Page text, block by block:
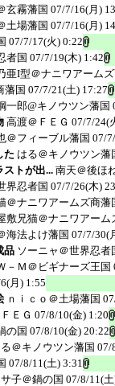
玄霧藩国 07/7/16(月)
土場藩国 07/7/16(月)
07/7/17(火) 0:22
者国 07/7/19(木) 1:42
亜I型＠ナニワアーム
藩国 07/7/21(土) 17:27
一郎@キノウツン藩国
高渡＠ＦＥＧ 07/7/24(
＠フィーブル藩国 07/
た はる＠キノウツン藩
トが出... 南天＠後ほ
界忍者国 07/7/26(木)
＠ナニワアームズ商藩
敷兄猫＠ナニワアーム
海法よけ藩国 07/7/30(
品 ソーニャ＠世界忍者
－Ｍ＠ビギナーズ王国
月) 1:55
ｎｉｃｏ＠土場藩国
ＥＧ 07/8/10(金) 1:20
の国 07/8/10(金) 20:22
＠キノウツン藩国 07/
07/8/11(土) 3:31
子＠鍋の国 07/8/11(